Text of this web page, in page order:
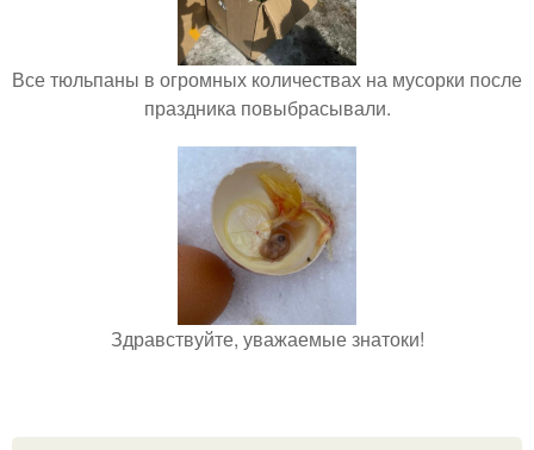
Все тюльпаны в огромных количествах на мусорки после
праздника повыбрасывали.
Здравствуйте, уважаемые знатоки!